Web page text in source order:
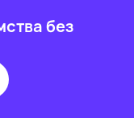
без